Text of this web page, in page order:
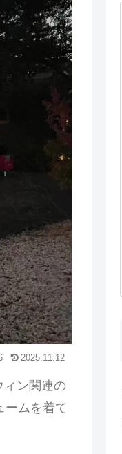
2025.11.12
ン関連の
ームを着て